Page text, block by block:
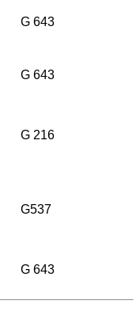
G 643
G 643
G 216
G537
G 643